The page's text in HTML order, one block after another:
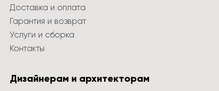
Доставка и оплата
Гарантия и возврат
Услуги и сборка
Контакты
Дизайнерам и архитекторам